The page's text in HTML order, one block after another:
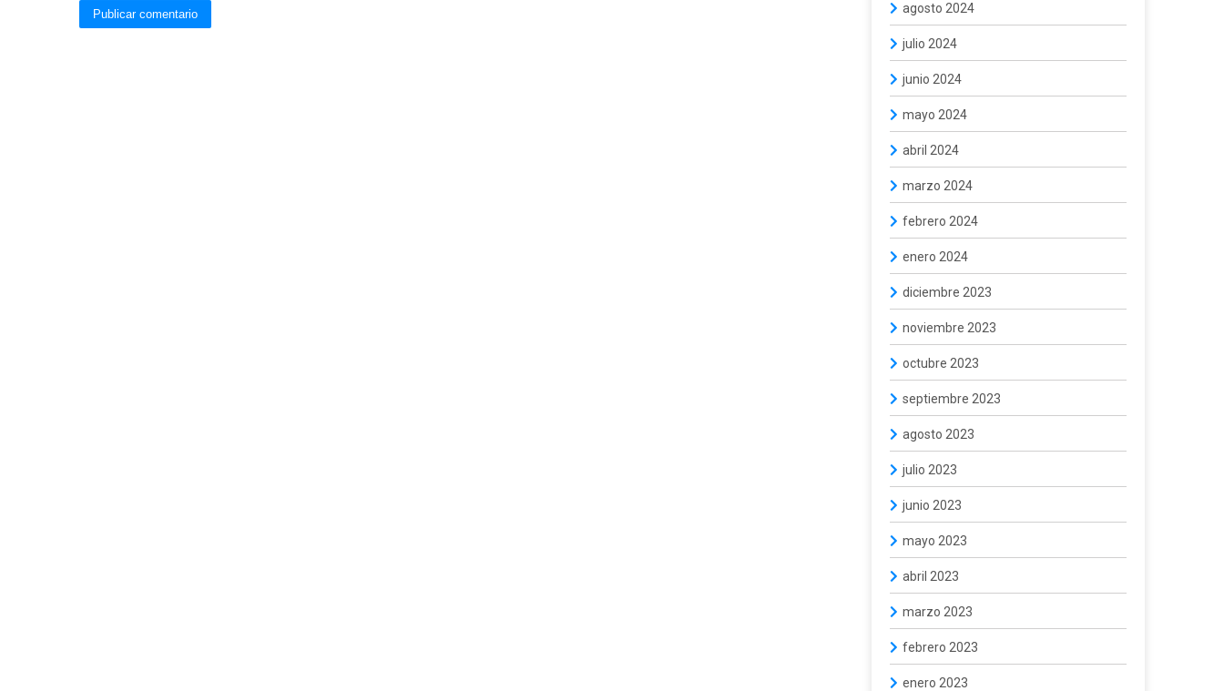
agosto 2024
julio 2024
junio 2024
mayo 2024
abril 2024
marzo 2024
febrero 2024
enero 2024
diciembre 2023
noviembre 2023
octubre 2023
septiembre 2023
agosto 2023
julio 2023
junio 2023
mayo 2023
abril 2023
marzo 2023
febrero 2023
enero 2023